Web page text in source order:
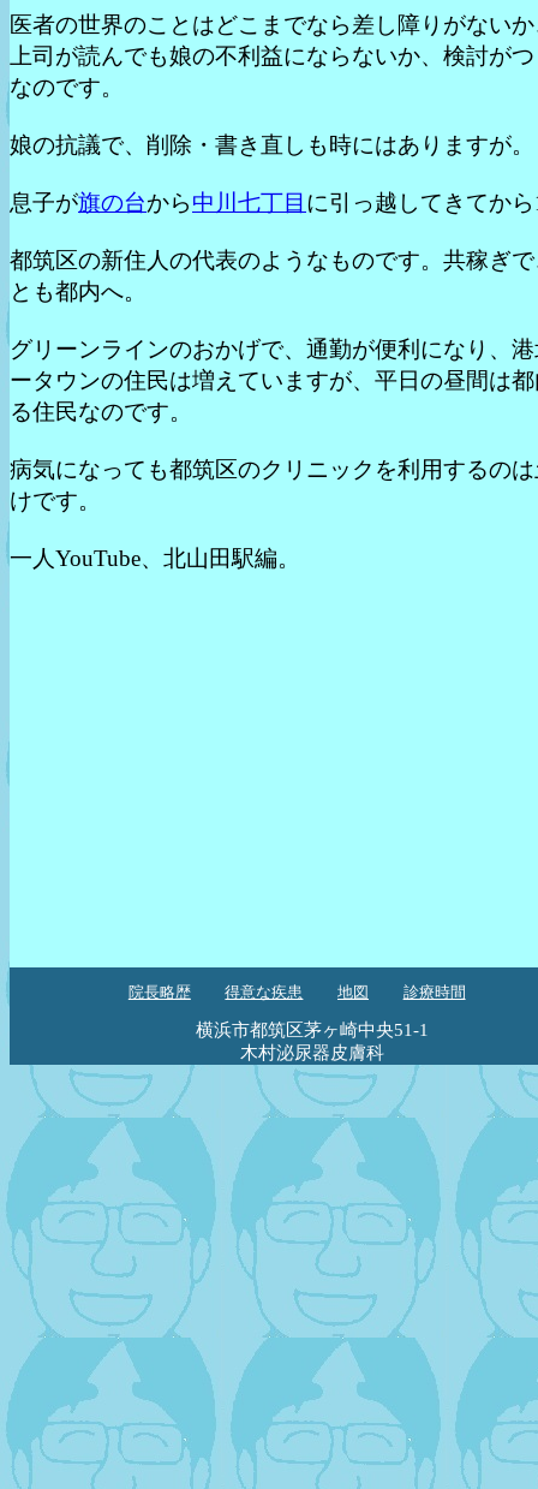
医者の世界のことはどこまでなら差し障りがない
上司が読んでも娘の不利益にならないか、検討が
なのです。
娘の抗議で、削除・書き直しも時にはありますが。
息子が旗の台から中川七丁目 に引っ越してきてか
都筑区の新住人の代表のようなものです。共稼ぎ
とも都内へ。
グリーンラインのおかげで、通勤が便利になり、
ータウンの住民は増えていますが、平日の昼間は
る住民なのです。
病気になっても都筑区のクリニックを利用するの
けです。
一人YouTube、北山田駅編。
院長略歴 得意な疾患 地図 診療時間
横浜市都筑区茅ヶ崎中央51-1
木村泌尿器皮膚科